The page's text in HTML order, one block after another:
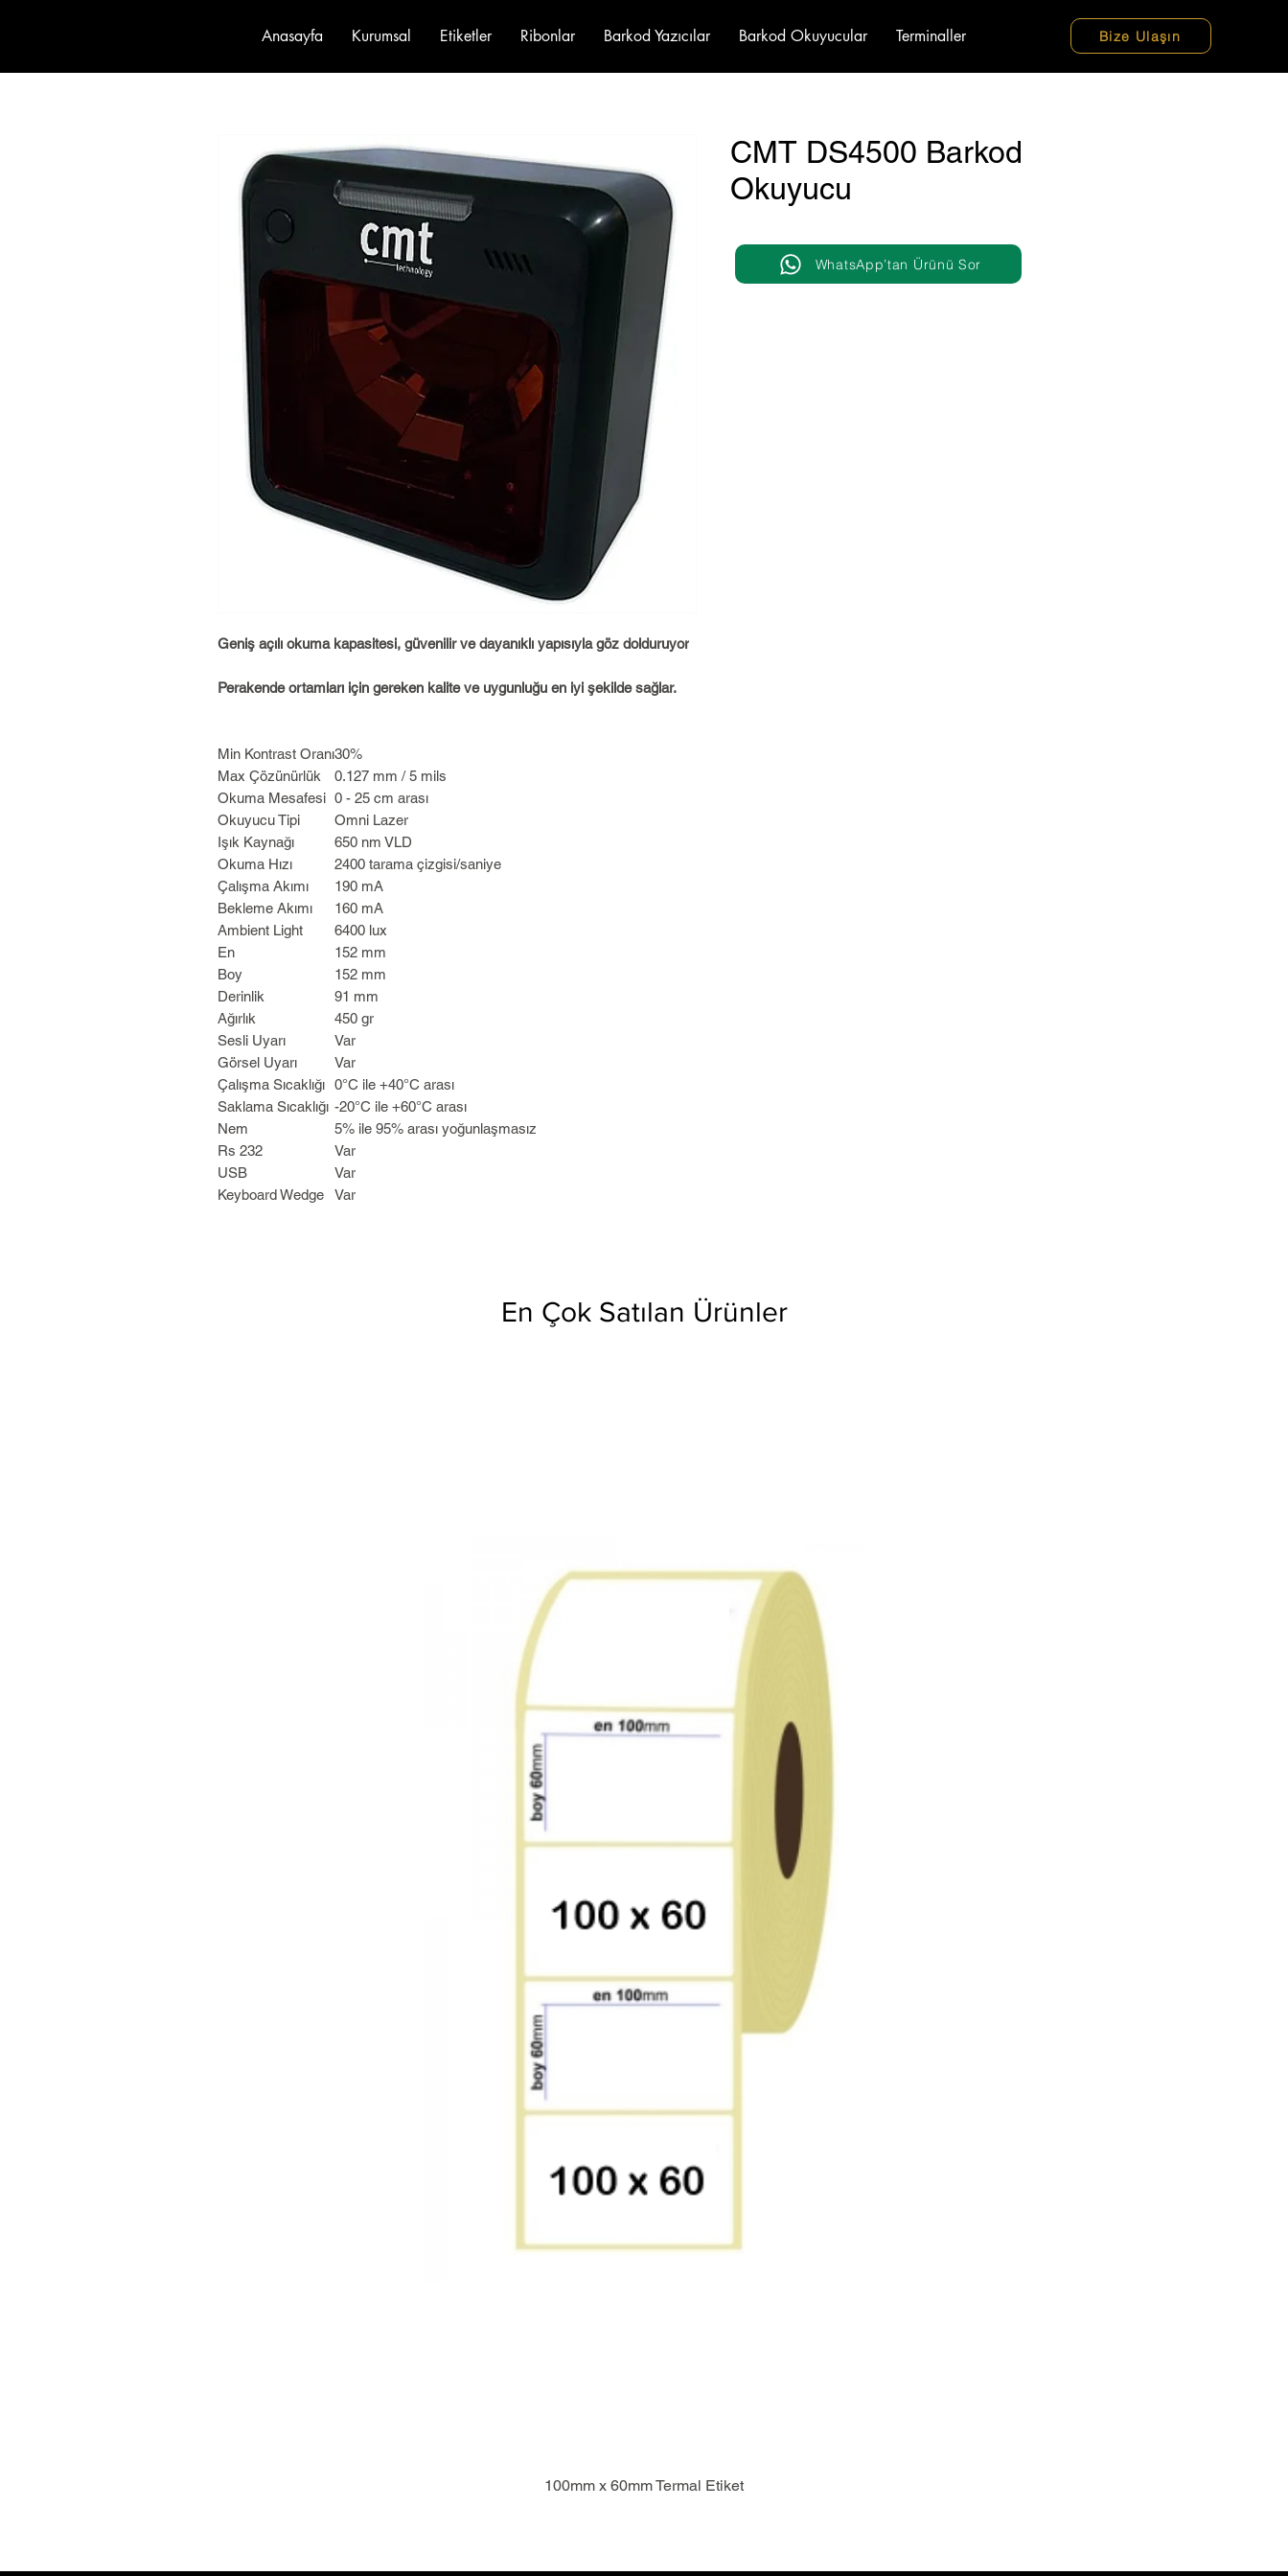
Anasayfa Kurumsal Etiketler Ribonlar Barkod Yazıcılar Barkod Okuyucular Terminaller Bize Ulaşın
Geniş açılı okuma kapasitesi, güvenilir ve dayanıklı yapısıyla göz dolduruyor
Perakende ortamları için gereken kalite ve uygunluğu en iyi şekilde sağlar.
Min Kontrast Oranı30%
Max Çözünürlük
0.127 mm / 5 mils
Okuma Mesafesi 0 - 25 cm arası
Okuyucu Tipi
Omni Lazer
Işık Kaynağı
650 nm VLD
Okuma Hızı
2400 tarama çizgisi/saniye
Çalışma Akımı
190 mA
Bekleme Akımı
160 mA
Ambient Light
6400 lux
En
152 mm
Boy
152 mm
Derinlik
91 mm
Ağırlık
450 gr
Sesli Uyarı
Var
Görsel Uyarı
Var
Çalışma Sıcaklığı 0°C ile +40°C arası
Saklama Sıcaklığı -20°C ile +60°C arası
Nem
5% ile 95% arası yoğunlaşmasız
Rs 232
Var
USB
Var
Keyboard Wedge
Var
CMT DS4500 Barkod
Okuyucu
WhatsApp’tan Ürünü Sor
En Çok Satılan Ürünler
100mm x 60mm Termal Etiket